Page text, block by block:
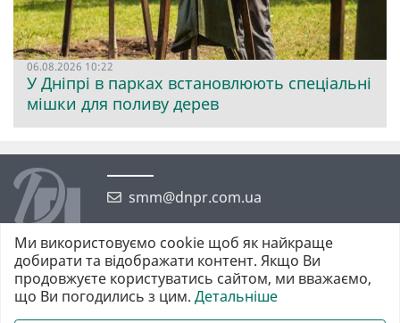
06.08.2026 10:22
У Дніпрі в парках встановлюють спеціальні
мішки для поливу дерев
smm@dnpr.com.ua
©2026 https://dnpr.com.ua Дніпровська порадниця
Ми використовуємо cookie щоб як найкраще
добирати та відображати контент. Якщо Ви
продовжуєте користуватись сайтом, ми вважаємо,
що Ви погодились з цим. Детальніше